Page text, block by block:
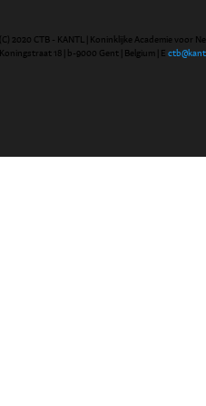
(C) 2020 CTB - KANTL | Koninklijke Academie voor
Koningstraat 18 | b-9000 Gent | Belgium | E